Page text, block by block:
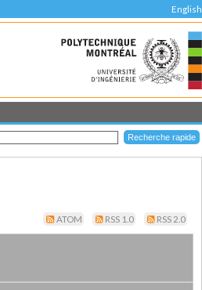
English
ATOM RSS 1.0 RSS 2.0